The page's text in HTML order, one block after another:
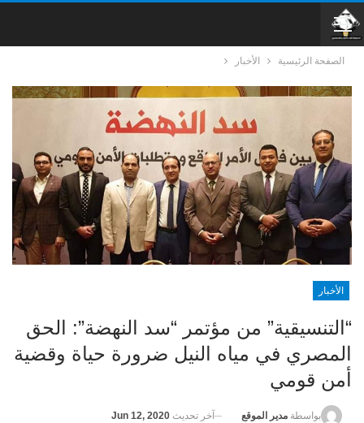
الصفحة الرئيسية الأخبار
الأخبار
“التنسيقية” من مؤتمر “سد النهضة”: الحق
المصري في مياه النيل ضرورة حياة وقضية
أمن قومي
بواسطة مدير الموقع آخر تحديث Jun 12, 2020